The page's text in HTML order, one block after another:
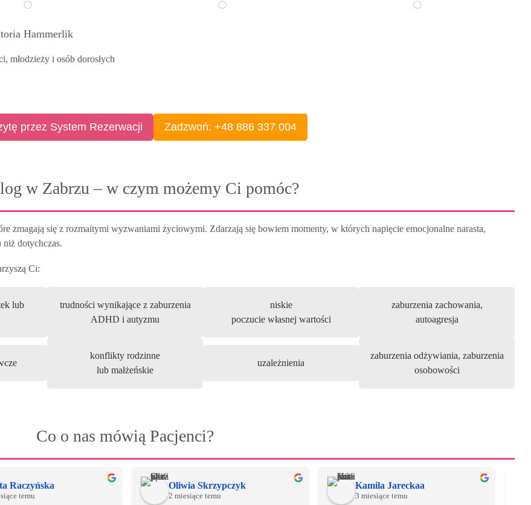
Hammerlik
młodzieży i osób dorosłych
przez System Rezerwacji Zadzwoń: +48 886 337 004
w Zabrzu – w czym możemy Ci pomóc?
zmagają się z rozmaitymi wyzwaniami życiowymi. Zdarzają się bowiem momenty, w których napięcie emocjonalne narasta,
niż dotychczas.
Ci:
lub
trudności wynikające z zaburzenia
ADHD i autyzmu
niskie
poczucie własnej wartości
zaburzenia zachowania,
autoagresja
konflikty rodzinne
lub małżeńskie
uzależnienia
zaburzenia odżywiania, zaburzenia
osobowości
Co o nas mówią Pacjenci?
Raczyńska
temu
Oliwia Skrzypczyk
2 miesiące temu
Kamila Jareckaa
3 miesiące temu